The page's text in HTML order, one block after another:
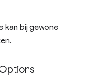
kan bij gewone
Options